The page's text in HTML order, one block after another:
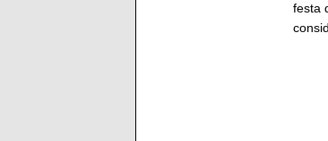
festa